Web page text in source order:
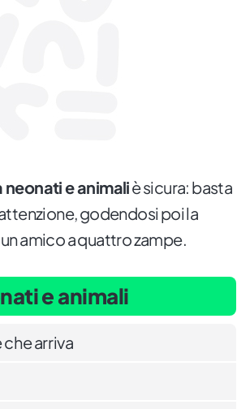
e animaliè sicura: basta
godendosi poi la
amico a quattro zampe.
e animali
arriva